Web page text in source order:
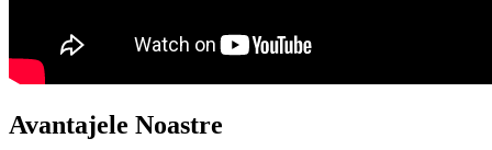
Avantajele Noastre